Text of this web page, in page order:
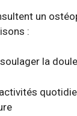
un
:
la